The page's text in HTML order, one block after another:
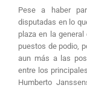
Pese a haber
disputadas en lo
plaza en la
puestos de podio,
aun más a las
entre los
Humberto